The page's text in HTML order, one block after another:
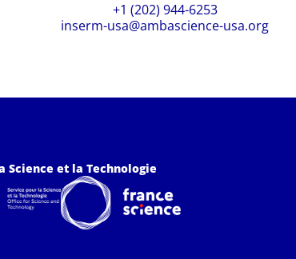
+1 (202) 944-6253
inserm-usa@ambascience-usa.org
Science et la Technologie